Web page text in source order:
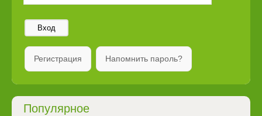
Вход
Регистрация Напомнить пароль?
Популярное